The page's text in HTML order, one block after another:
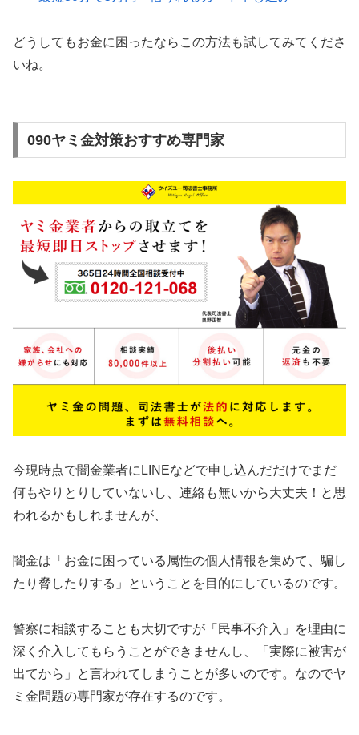
どうしてもお金に困ったならこの方法も試してみてくださ
いね。
090ヤミ金対策おすすめ専門家
今現時点で闇金業者にLINEなどで申し込んだだけでまだ
何もやりとりしていないし、連絡も無いから大丈夫！と思
われるかもしれませんが、
闇金は「お金に困っている属性の個人情報を集めて、騙し
たり脅したりする」ということを目的にしているのです。
警察に相談することも大切ですが「民事不介入」を理由に
深く介入してもらうことができませんし、「実際に被害が
出てから」と言われてしまうことが多いのです。なのでヤ
ミ金問題の専門家が存在するのです。